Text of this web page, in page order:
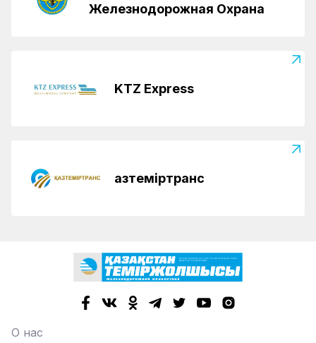
Железнодорожная Охрана
KTZ Express
Қазтеміртранс
О нас